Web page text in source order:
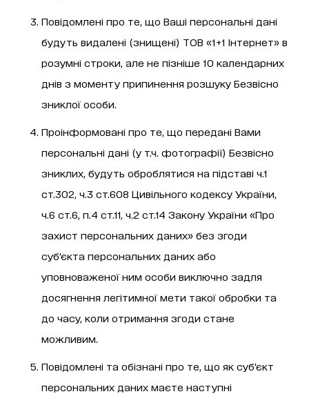
Повідомлені про те, що Ваші персональні дані
будуть видалені (знищені) ТОВ «1+1 Інтернет» в
розумні строки, але не пізніше 10 календарних
днів з моменту припинення розшуку Безвісно
зниклої особи.
Проінформовані про те, що передані Вами
персональні дані (у т.ч. фотографії) Безвісно
зниклих, будуть оброблятися на підставі ч.1
ст.302, ч.3 ст.608 Цивільного кодексу України,
ч.6 ст.6, п.4 ст.11, ч.2 ст.14 Закону України «Про
захист персональних даних» без згоди
суб’єкта персональних даних або
уповноваженої ним особи виключно задля
досягнення легітимної мети такої обробки та
до часу, коли отримання згоди стане
можливим.
Повідомлені та обізнані про те, що як суб’єкт
персональних даних маєте наступні